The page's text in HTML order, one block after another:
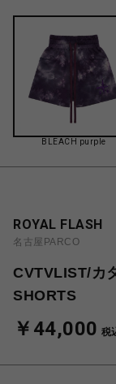
BLEACH purple
ROYAL FLASH
名古屋PARCO
CVTVLIST/カ
SHORTS
￥44,000 税